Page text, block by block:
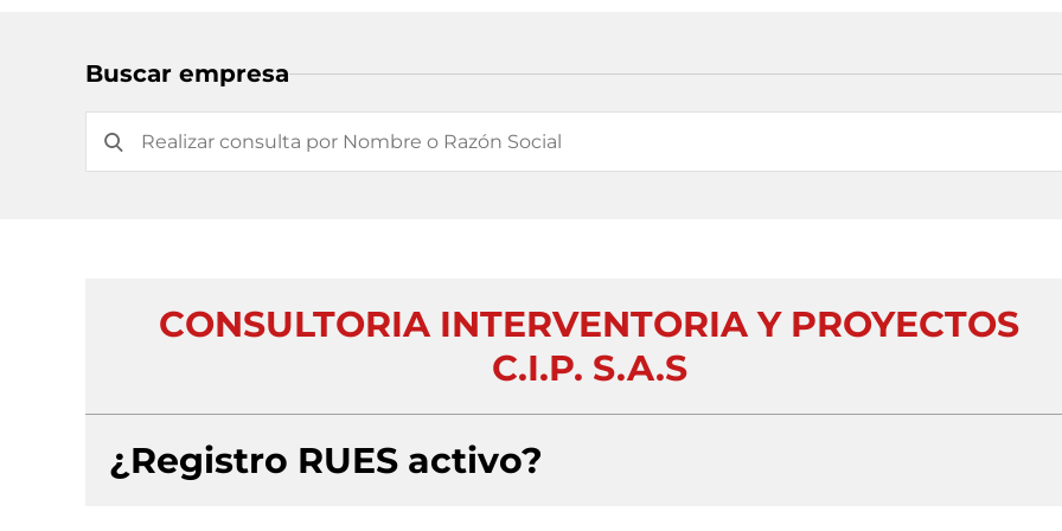
Buscar empresa
CONSULTORIA INTERVENTORIA Y PROYECTOS
C.I.P. S.A.S
¿Registro RUES activo?